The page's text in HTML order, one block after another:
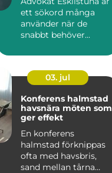
ett sökord många
använder när de
snabbt behöver...
03. jul
Konferens halmstad
havsnära möten som
ger effekt
En konferens
halmstad förknippas
ofta med havsbris,
sand mellan tårna